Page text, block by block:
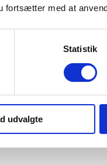
med at
Statistik
udvalgte